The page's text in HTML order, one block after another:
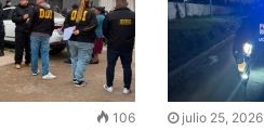
106 julio 25, 2026